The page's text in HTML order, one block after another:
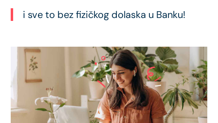
i sve to bez fizičkog dolaska u Banku!